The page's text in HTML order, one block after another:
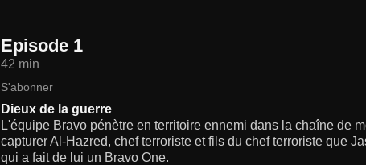
Episode 1
42 min
S'abonner
Dieux de la guerre
L'équipe Bravo pénètre en territoire ennemi dans la chaîne de
capturer Al-Hazred, chef terroriste et fils du chef terroriste que
qui a fait de lui un Bravo One.